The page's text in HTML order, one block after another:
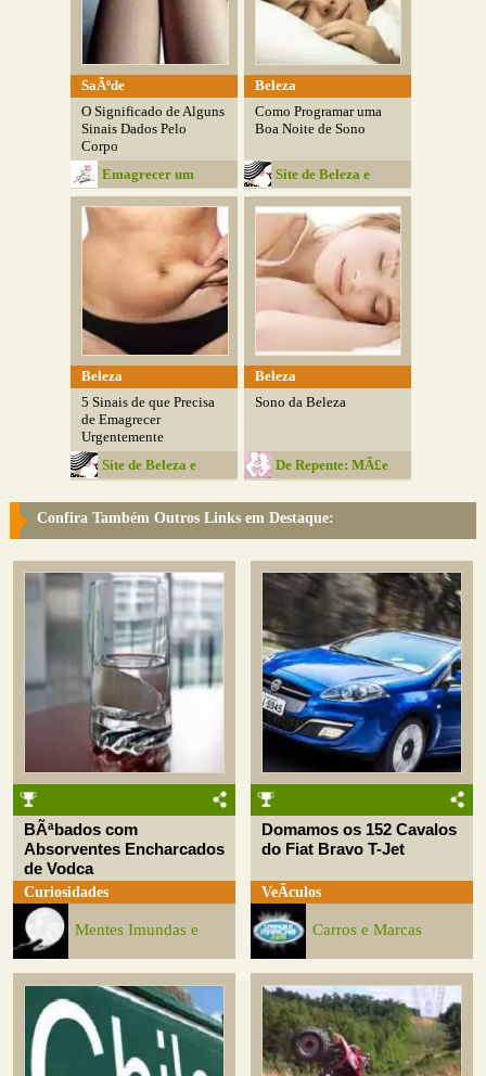
SaÃºde
O Significado de Alguns
Sinais Dados Pelo
Corpo
Emagrecer um
Desafio
Beleza
Como Programar uma
Boa Noite de Sono
Site de Beleza e
Moda
Beleza
5 Sinais de que Precisa
de Emagrecer
Urgentemente
Site de Beleza e
Beleza
Sono da Beleza
De Repente: MÃ£e
Confira Também Outros Links em Destaque:
BÃªbados com
Absorventes Encharcados
de Vodca
Curiosidades
Mentes Imundas e
Domamos os 152 Cavalos
do Fiat Bravo T-Jet
VeÃ­culos
Carros e Marcas